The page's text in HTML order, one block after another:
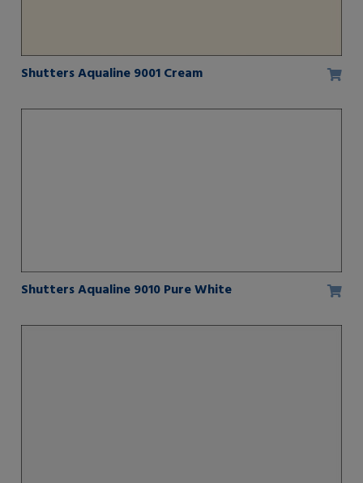
Shutters Aqualine 9001 Cream
Shutters Aqualine 9010 Pure White